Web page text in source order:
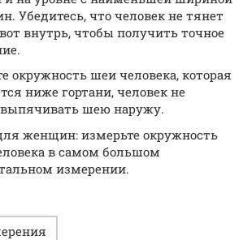
Убедитесь, что человек не тянет
внутрь, чтобы получить точное
окружность шеи человека, которая
ниже гортани, человек не
шею наружу.
женщин: измерьте окружность
в самом большом
измерении.